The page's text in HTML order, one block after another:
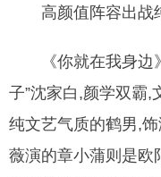
高颜值阵容出战
《你就在我身边》
子”沈家白,颜学双霸
纯文艺气质的鹤男,
薇演的章小蒲则是欧